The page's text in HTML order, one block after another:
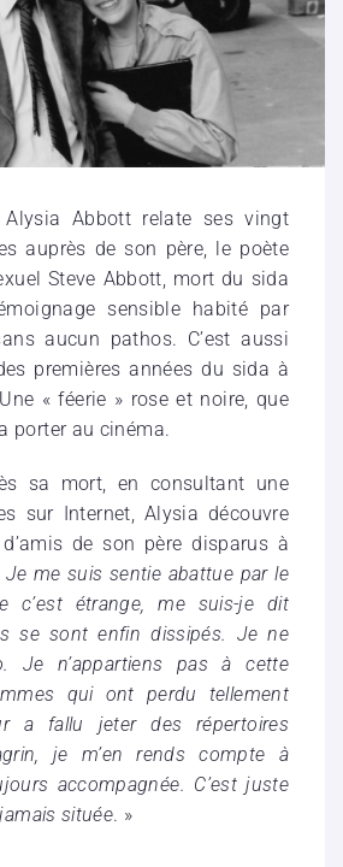
Abbott relate ses vingt
auprès de son père, le poète
Steve Abbott, mort du sida
sensible habité par
aucun pathos. C’est aussi
premières années du sida à
« féerie » rose et noire, que
porter au cinéma.
sa mort, en consultant une
sur Internet, Alysia découvre
de son père disparus à
Je me suis sentie abattue par le
c’est étrange, me suis-je dit
se sont enfin dissipés. Je ne
Je n’appartiens pas à cette
qui ont perdu tellement
a fallu jeter des répertoires
je m’en rends compte à
accompagnée. C’est juste
située. »